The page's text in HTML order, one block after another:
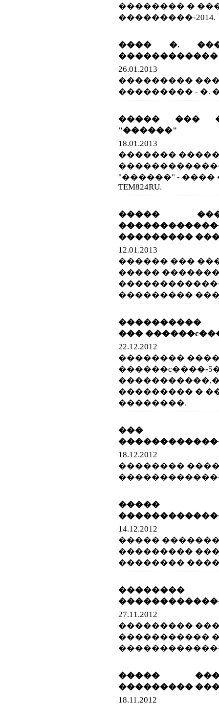
�������� �
���������-2014.
���� �.
������������
26.01.2013
���������
��������� - �.
����� ���
"������"
18.01.2013
�������
"������" - ����
TEM824RU.
�����
���������
12.01.2013
������ ���
�����
���������
����������
���
22.12.2012
��������
������c����-
��������� �
��������.
���
18.12.2012
��������
�����
14.12.2012
�����
���������
��������
27.11.2012
���������
�����������
�����
���������
18.11.2012